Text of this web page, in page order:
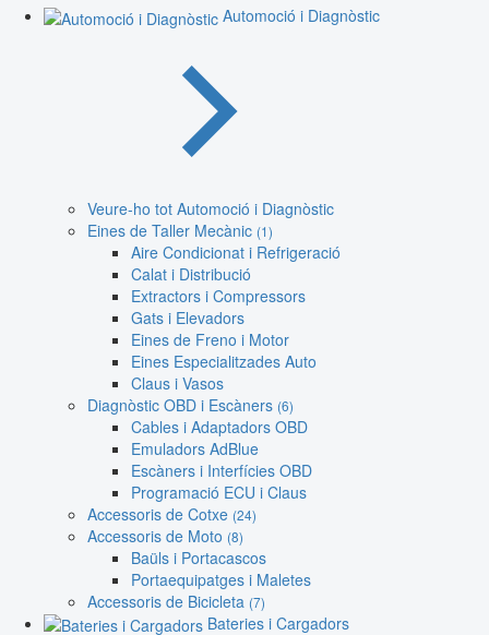
Automoció i Diagnòstic
Veure-ho tot Automoció i Diagnòstic
Eines de Taller Mecànic (1)
Aire Condicionat i Refrigeració
Calat i Distribució
Extractors i Compressors
Gats i Elevadors
Eines de Freno i Motor
Eines Especialitzades Auto
Claus i Vasos
Diagnòstic OBD i Escàners (6)
Cables i Adaptadors OBD
Emuladors AdBlue
Escàners i Interfícies OBD
Programació ECU i Claus
Accessoris de Cotxe (24)
Accessoris de Moto (8)
Baüls i Portacascos
Portaequipatges i Maletes
Accessoris de Bicicleta (7)
Bateries i Cargadors